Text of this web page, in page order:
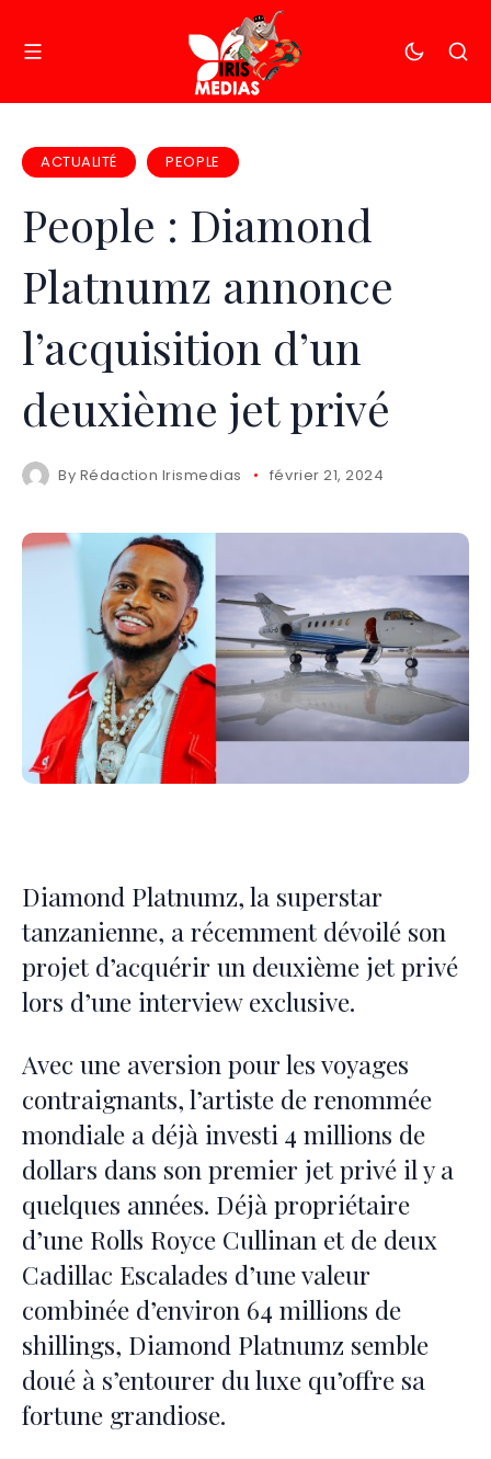
ACTUALITÉ PEOPLE
People : Diamond
Platnumz annonce
l’acquisition d’un
deuxième jet privé
By Rédaction Irismedias février 21, 2024
Diamond Platnumz, la superstar
tanzanienne, a récemment dévoilé son
projet d’acquérir un deuxième jet privé
lors d’une interview exclusive.
Avec une aversion pour les voyages
contraignants, l’artiste de renommée
mondiale a déjà investi 4 millions de
dollars dans son premier jet privé il y a
quelques années. Déjà propriétaire
d’une Rolls Royce Cullinan et de deux
Cadillac Escalades d’une valeur
combinée d’environ 64 millions de
shillings, Diamond Platnumz semble
doué à s’entourer du luxe qu’offre sa
fortune grandiose.